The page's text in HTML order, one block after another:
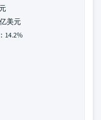
美元
14.2%